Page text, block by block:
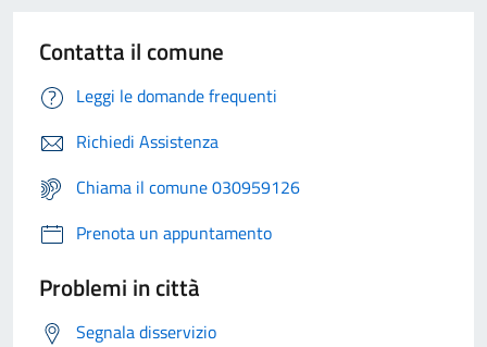
Contatta il comune
Leggi le domande frequenti
Richiedi Assistenza
Chiama il comune 030959126
Prenota un appuntamento
Problemi in città
Segnala disservizio